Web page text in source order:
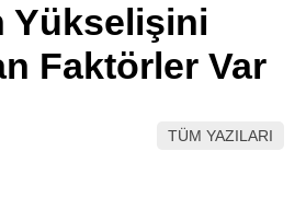
TikTok
Yükselişini
Faktörler Var
TÜM YAZILARI